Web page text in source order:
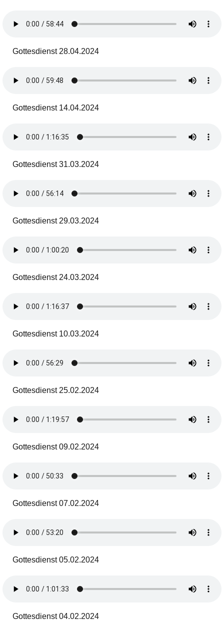
Gottesdienst 28.04.2024
Gottesdienst 14.04.2024
Gottesdienst 31.03.2024
Gottesdienst 29.03.2024
Gottesdienst 24.03.2024
Gottesdienst 10.03.2024
Gottesdienst 25.02.2024
Gottesdienst 09.02.2024
Gottesdienst 07.02.2024
Gottesdienst 05.02.2024
Gottesdienst 04.02.2024